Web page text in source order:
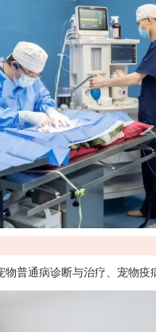
普通病诊断与治疗、宠物疫